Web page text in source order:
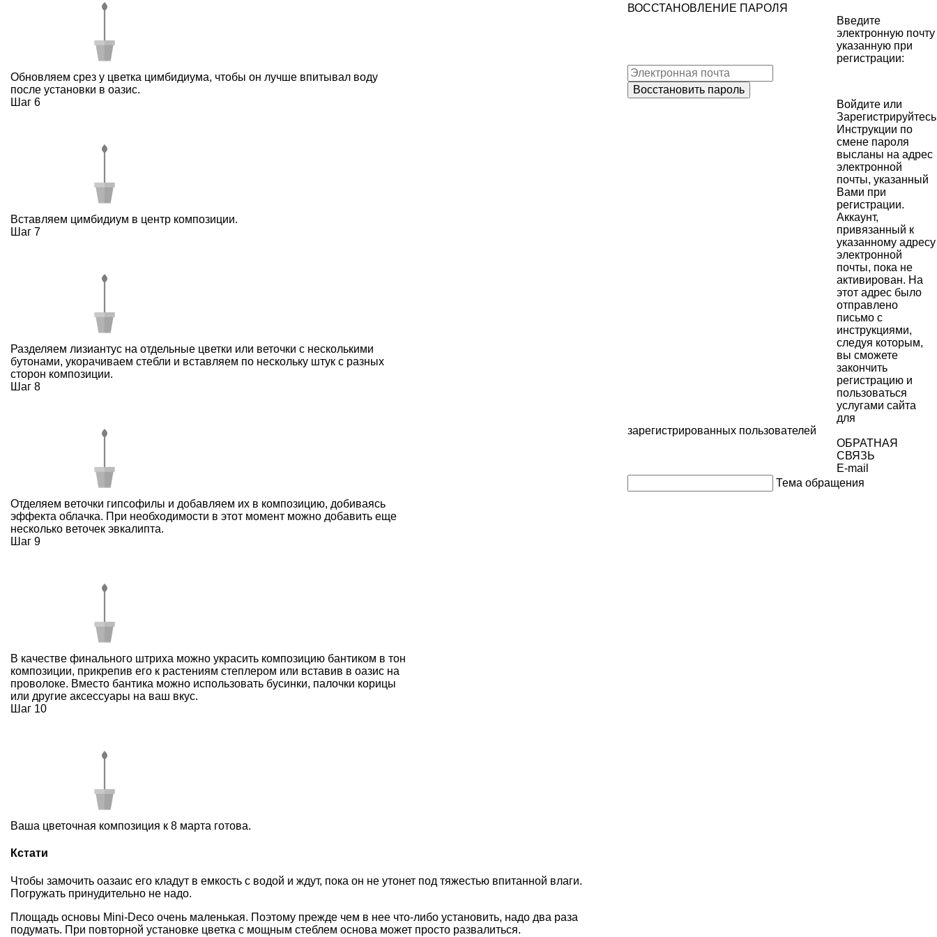
Обновляем срез у цветка цимбидиума, чтобы он лучше впитывал воду
после установки в оазис.
Шаг 6
Вставляем цимбидиум в центр композиции.
Шаг 7
Разделяем лизиантус на отдельные цветки или веточки с несколькими
бутонами, укорачиваем стебли и вставляем по нескольку штук с разных
сторон композиции.
Шаг 8
Отделяем веточки гипсофилы и добавляем их в композицию, добиваясь
эффекта облачка. При необходимости в этот момент можно добавить еще
несколько веточек эвкалипта.
Шаг 9
В качестве финального штриха можно украсить композицию бантиком в тон
композиции, прикрепив его к растениям степлером или вставив в оазис на
проволоке. Вместо бантика можно использовать бусинки, палочки корицы
или другие аксессуары на ваш вкус.
Шаг 10
Ваша цветочная композиция к 8 марта готова.
Кстати
Чтобы замочить оазаис его кладут в емкость с водой и ждут, пока он не утонет под тяжестью впитанной влаги.
Погружать принудительно не надо.
Площадь основы Mini-Deco очень маленькая. Поэтому прежде чем в нее что-либо установить, надо два раза
подумать. При повторной установке цветка с мощным стеблем основа может просто развалиться.
ВОССТАНОВЛЕНИЕ ПАРОЛЯ
Введите
электронную почту
указанную при
регистрации:
Войдите или
Зарегистрируйтесь
Инструкции по
смене пароля
высланы на адрес
электронной
почты, указанный
Вами при
регистрации.
Аккаунт,
привязанный к
указанному адресу
электронной
почты, пока не
активирован. На
этот адрес было
отправлено
письмо с
инструкциями,
следуя которым,
вы сможете
закончить
регистрацию и
пользоваться
услугами сайта
для
зарегистрированных пользователей
ОБРАТНАЯ
СВЯЗЬ
E-mail
Тема обращения